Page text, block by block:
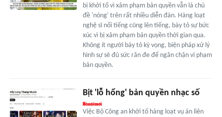
bị khởi tố vì xâm phạm bản quyền vẫn là chủ
đề 'nóng' trên rất nhiều diễn đàn. Hàng loạt
nghệ sĩ nổi tiếng cũng lên tiếng, bày tỏ sự bức
xúc vì bị xâm phạm bản quyền thời gian qua.
Không ít người bày tỏ kỳ vọng, biện pháp xử lý
hình sự sẽ đủ sức răn đe để ngăn chặn vi phạm
bản quyền.
Bịt 'lỗ hổng' bản quyền nhạc số
Việc Bộ Công an khởi tố hàng loạt vụ án liên